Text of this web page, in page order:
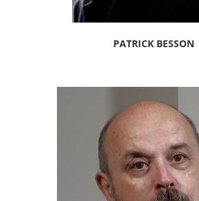
PATRICK BESSON